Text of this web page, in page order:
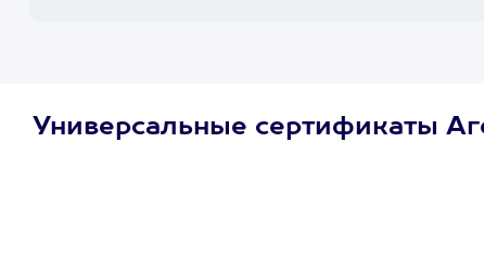
Универсальные сертификаты